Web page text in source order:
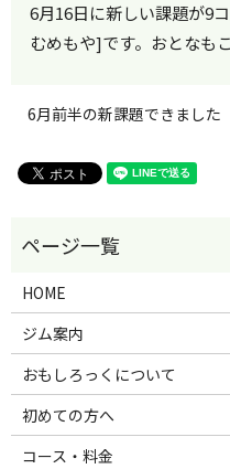
6月16日に新しい課題が9
むめもや]です。おとなも
6月前半の新課題できました
HOME
ジム案内
おもしろっくについて
初めての方へ
コース・料金